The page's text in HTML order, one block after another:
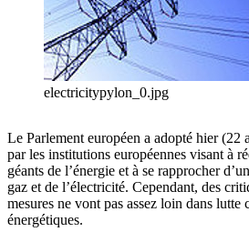
electricitypylon_0.jpg
Le Parlement européen a adopté hier (22
par les institutions européennes visant à
géants de l’énergie et à se rapprocher
gaz et de l’électricité. Cependant, des
mesures ne vont pas assez loin dans lutte
énergétiques.